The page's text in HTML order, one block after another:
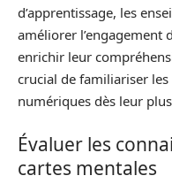
d’apprentissage, les
améliorer l’engagement
enrichir leur
crucial de familiariser les
numériques dès leur
Évaluer les
cartes mentales